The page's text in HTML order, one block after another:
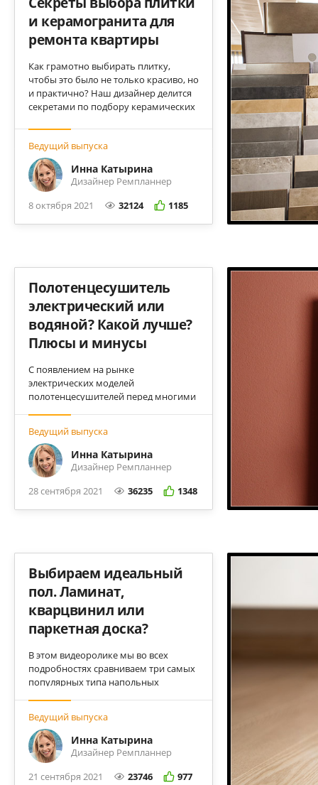
Ведущий выпуска
Инна Катырина
Дизайнер Ремпланнер
8 октября 2021
32124 1185
и керамогранита для
ремонта квартиры
Как грамотно выбирать плитку,
чтобы это было не только красиво, но
и практично? Наш дизайнер делится
секретами по подбору керамических
Ведущий выпуска
Инна Катырина
Дизайнер Ремпланнер
28 сентября 2021
36235 1348
Полотенцесушитель
электрический или
водяной? Какой лучше?
Плюсы и минусы
С появлением на рынке
электрических моделей
полотенцесушителей перед многими
плюсах и минусах водяных и
электрических вариантов.
Ведущий выпуска
Инна Катырина
Дизайнер Ремпланнер
21 сентября 2021
23746 977
Выбираем идеальный
пол. Ламинат,
кварцвинил или
паркетная доска?
В этом видеоролике мы во всех
подробностях сравниваем три самых
популярных типа напольных
винил и паркетную доску. Делаем
правильный выбор вместе.